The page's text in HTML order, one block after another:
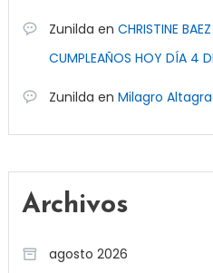
Zunilda en CHRISTINE
CUMPLEAÑOS HOY DÍA 4
Zunilda en Milagro
Archivos
agosto 2026